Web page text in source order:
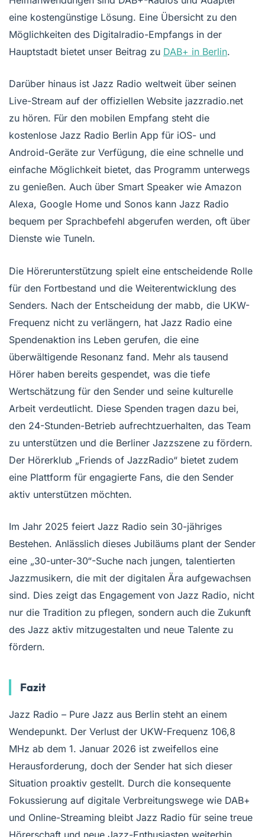
eine kostengünstige Lösung. Eine Übersicht zu den
Möglichkeiten des Digitalradio-Empfangs in der
Hauptstadt bietet unser Beitrag zu DAB+ in Berlin.
Darüber hinaus ist Jazz Radio weltweit über seinen
Live-Stream auf der offiziellen Website jazzradio.net
zu hören. Für den mobilen Empfang steht die
kostenlose Jazz Radio Berlin App für iOS- und
Android-Geräte zur Verfügung, die eine schnelle und
einfache Möglichkeit bietet, das Programm unterwegs
zu genießen. Auch über Smart Speaker wie Amazon
Alexa, Google Home und Sonos kann Jazz Radio
bequem per Sprachbefehl abgerufen werden, oft über
Dienste wie TuneIn.
Die Hörerunterstützung spielt eine entscheidende Rolle
für den Fortbestand und die Weiterentwicklung des
Senders. Nach der Entscheidung der mabb, die UKW-
Frequenz nicht zu verlängern, hat Jazz Radio eine
Spendenaktion ins Leben gerufen, die eine
überwältigende Resonanz fand. Mehr als tausend
Hörer haben bereits gespendet, was die tiefe
Wertschätzung für den Sender und seine kulturelle
Arbeit verdeutlicht. Diese Spenden tragen dazu bei,
den 24-Stunden-Betrieb aufrechtzuerhalten, das Team
zu unterstützen und die Berliner Jazzszene zu fördern.
Der Hörerklub „Friends of JazzRadio“ bietet zudem
eine Plattform für engagierte Fans, die den Sender
aktiv unterstützen möchten.
Im Jahr 2025 feiert Jazz Radio sein 30-jähriges
Bestehen. Anlässlich dieses Jubiläums plant der Sender
eine „30-unter-30“-Suche nach jungen, talentierten
Jazzmusikern, die mit der digitalen Ära aufgewachsen
sind. Dies zeigt das Engagement von Jazz Radio, nicht
nur die Tradition zu pflegen, sondern auch die Zukunft
des Jazz aktiv mitzugestalten und neue Talente zu
fördern.
Fazit
Jazz Radio – Pure Jazz aus Berlin steht an einem
Wendepunkt. Der Verlust der UKW-Frequenz 106,8
MHz ab dem 1. Januar 2026 ist zweifellos eine
Herausforderung, doch der Sender hat sich dieser
Situation proaktiv gestellt. Durch die konsequente
Fokussierung auf digitale Verbreitungswege wie DAB+
und Online-Streaming bleibt Jazz Radio für seine treue